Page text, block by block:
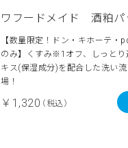
ワフードメイド 酒粕
【数量限定！ドン・キホーテ・
のみ】くすみ※1オフ、しっとり
キス(保湿成分)を配合した洗い
場！
￥1,320（税込）